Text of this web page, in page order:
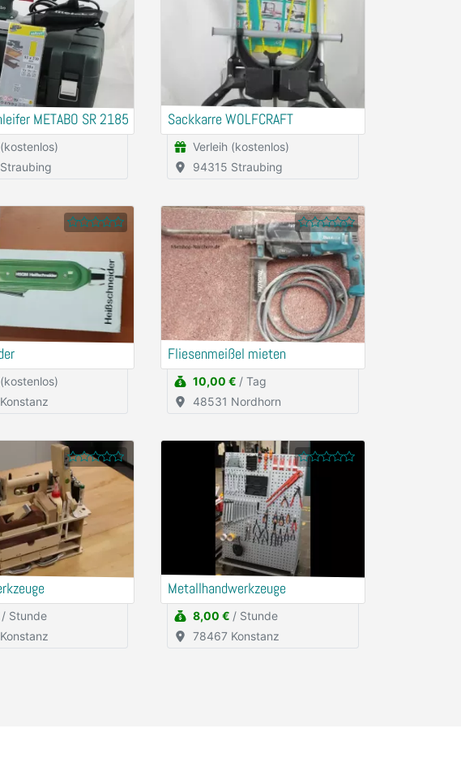
METABO SR 2185 Sackkarre WOLFCRAFT
Verleih (kostenlos)
94315 Straubing
Fliesenmeißel mieten
10,00 € / Tag
48531 Nordhorn
/ Stunde
Metallhandwerkzeuge
8,00 € / Stunde
78467 Konstanz